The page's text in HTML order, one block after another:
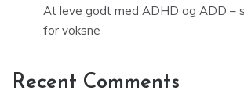
At leve godt med ADHD og ADD –
for voksne
Recent Comments